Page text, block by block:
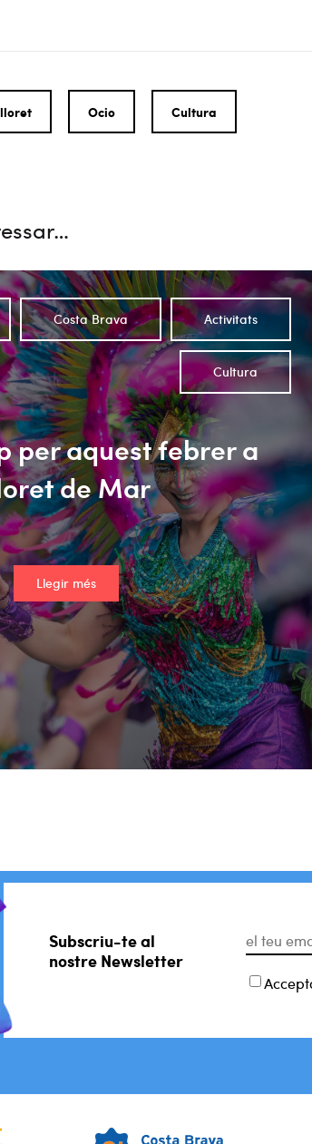
Ocio Cultura
per aquest febrer a
de Mar
Llegir més
Activitats
Costa Brava
Cultura
Subscriu-te al
nostre Newsletter